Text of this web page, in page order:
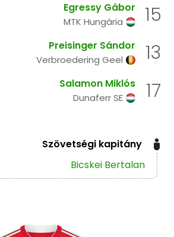
15
Egressy Gábor
MTK Hungária
13
Preisinger Sándor
Verbroedering Geel
17
Salamon Miklós
Dunaferr SE
Szövetségi kapitány
Bicskei Bertalan